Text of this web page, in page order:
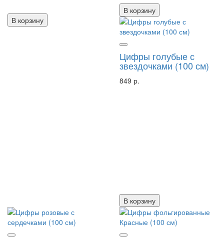
В корзину
В корзину
Цифры голубые с
звездочками (100 см)
849 р.
В корзину